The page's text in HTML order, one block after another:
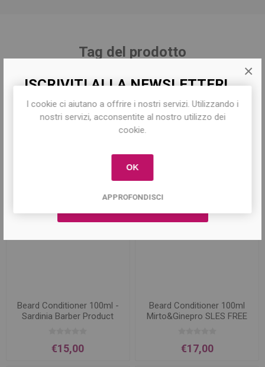
ISCRIVITI ALLA NEWSLETTER!
Iscriviti per conoscere le nostre ultime
offerte e ricevere il10% di sconto
×
Tag del prodotto
beard (13) oil beard (4)
Beard Conditioner 100ml -
Sardinia Barber Product
€15,00
Beard Conditioner 100ml
Mirto&Ginepro SLES FREE
€17,00
I cookie ci aiutano a offrire i nostri servizi. Utilizzando i
nostri servizi, acconsentite al nostro utilizzo dei
cookie.
OK
APPROFONDISCI